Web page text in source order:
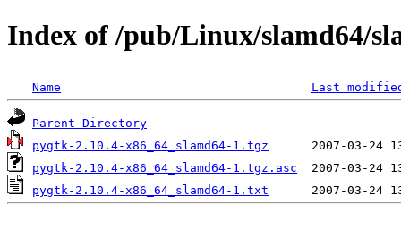
Index of /pub/Linux/slamd64/
Name Last
Parent Directory
pygtk-2.10.4-x86_64_slamd64-1.tgz
pygtk-2.10.4-x86_64_slamd64-1.tgz.asc
pygtk-2.10.4-x86_64_slamd64-1.txt